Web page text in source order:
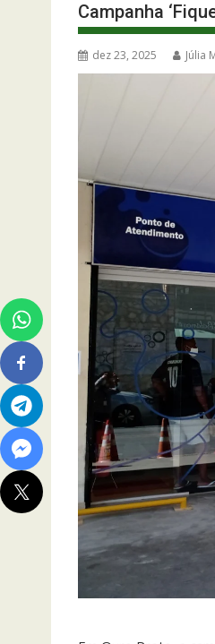
Campanha
dez 23, 2025 Júlia